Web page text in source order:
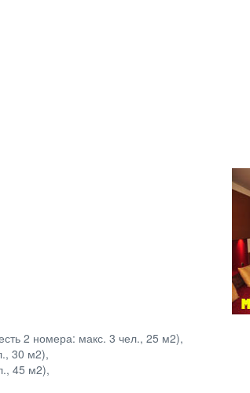
2 номера: макс. 3 чел., 25 м2),
30 м2),
45 м2),